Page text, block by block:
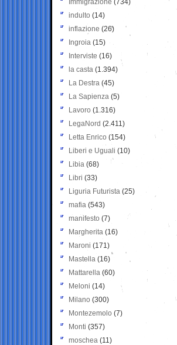
Immigrazione (734)
indulto (14)
inflazione (26)
Ingroia (15)
Interviste (16)
la casta (1.394)
La Destra (45)
La Sapienza (5)
Lavoro (1.316)
LegaNord (2.411)
Letta Enrico (154)
Liberi e Uguali (10)
Libia (68)
Libri (33)
Liguria Futurista (25)
mafia (543)
manifesto (7)
Margherita (16)
Maroni (171)
Mastella (16)
Mattarella (60)
Meloni (14)
Milano (300)
Montezemolo (7)
Monti (357)
moschea (11)